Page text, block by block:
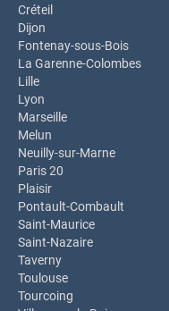
Créteil
Dijon
Fontenay-sous-Bois
La Garenne-Colombes
Lille
Lyon
Marseille
Melun
Neuilly-sur-Marne
Paris 20
Plaisir
Pontault-Combault
Saint-Maurice
Saint-Nazaire
Taverny
Toulouse
Tourcoing